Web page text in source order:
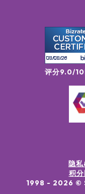
评分9.0/
隐
积
1998 - 2026 ©